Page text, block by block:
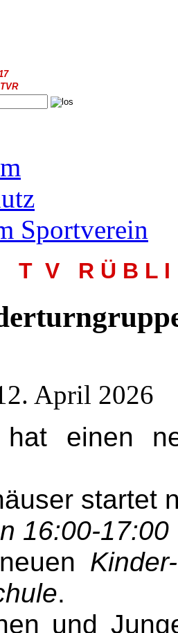
Sportverein
T V R Ü B L
April 2026
einen
startet
16:00-17:00
.
und